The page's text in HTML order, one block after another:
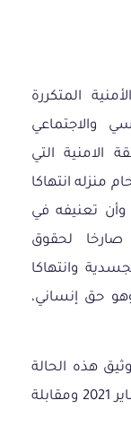
المتكررة
والاجتماعي
الامنية التي
منزله انتهاكا
تعنيفه في
صارخا لحقوق
وانتهاكا
حق إنساني،
هذه الحالة
على مقابلة مع سيف عيادي بتاريخ 15 يناير 2021 ومقابلة